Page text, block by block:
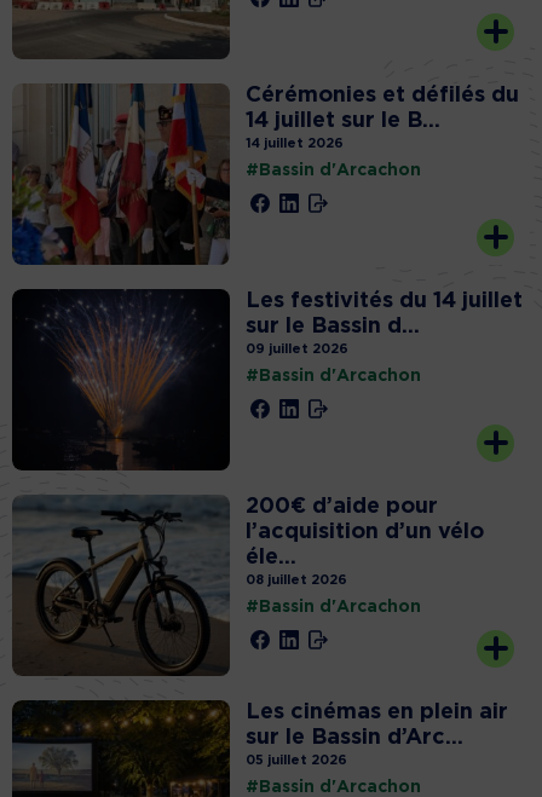
Cérémonies et défilés du
14 juillet sur le B...
14 juillet 2026
#Bassin d'Arcachon
Les festivités du 14 juillet
sur le Bassin d...
09 juillet 2026
#Bassin d'Arcachon
200€ d’aide pour
l’acquisition d’un vélo
éle...
08 juillet 2026
#Bassin d'Arcachon
Les cinémas en plein air
sur le Bassin d’Arc...
05 juillet 2026
#Bassin d'Arcachon